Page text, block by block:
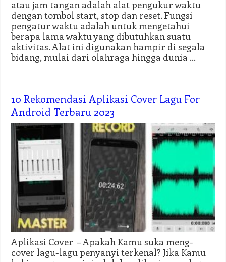
atau jam tangan adalah alat pengukur waktu
dengan tombol start, stop dan reset. Fungsi
pengatur waktu adalah untuk mengetahui
berapa lama waktu yang dibutuhkan suatu
aktivitas. Alat ini digunakan hampir di segala
bidang, mulai dari olahraga hingga dunia …
10 Rekomendasi Aplikasi Cover Lagu For
Android Terbaru 2023
Aplikasi Cover – Apakah Kamu suka meng-
cover lagu-lagu penyanyi terkenal? Jika Kamu